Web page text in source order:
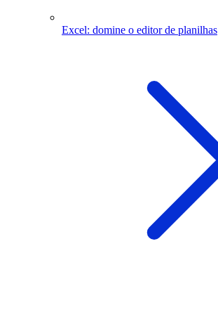
Excel: domine o editor de planilhas